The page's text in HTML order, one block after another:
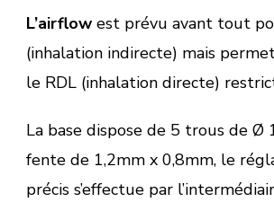
L’airflow est prévu avant tout
(inhalation indirecte) mais
le RDL (inhalation directe)
La base dispose de 5 trous de Ø
fente de 1,2mm x 0,8mm, le
précis s’effectue par